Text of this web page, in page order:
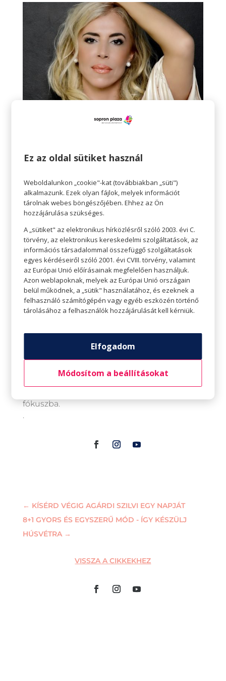
szakpszichológus, egyetemi oktató.
pszichológus és pszichológia tanár, sport-,
egészségfejlesztő és
szexuálszakpszichológus. Az ELTE PPK
Személyiség és Egészségpszichológiai
Tanszék és az ELTE PPK Egészségfejlesztési
és Sporttudományi Intézet oktatója. Kiemelt
kutatási területe: a stressz és megküzdés,
valamint a fizikai aktivitás és a szexuális
elégedettség szerepe a jól-létben, mentális
egészségben.
Kriszta az élettel való elégedettség,
boldogság, a pozitív élmények és érzelmek, a
szexuális egészséget. A pozitív szexualitást
minden életkorban a teljes élet részének
tekinti. Előadásaiban a fiatalok számára
elérhető, megfelelő információátadást, illetve
fókuszba.
.
← KÍSÉRD VÉGIG AGÁRDI SZILVI EGY NAPJÁT
8+1 GYORS ÉS EGYSZERŰ MÓD - ÍGY KÉSZÜLJ
HÚSVÉTRA→
VISSZA A CIKKEKHEZ
Ez az oldal sütiket használ
Weboldalunkon „cookie"-kat (továbbiakban „süti")
alkalmazunk. Ezek olyan fájlok, melyek információt
tárolnak webes böngészőjében. Ehhez az Ön
hozzájárulása szükséges.
A „sütiket" az elektronikus hírközlésről szóló 2003. évi C.
törvény, az elektronikus kereskedelmi szolgáltatások, az
információs társadalommal összefüggő szolgáltatások
egyes kérdéseiről szóló 2001. évi CVIII. törvény, valamint
az Európai Unió előírásainak megfelelően használjuk.
Azon weblapoknak, melyek az Európai Unió országain
belül működnek, a „sütik" használatához, és ezeknek a
felhasználó számítógépén vagy egyéb eszközén történő
tárolásához a felhasználók hozzájárulását kell kérniük.
Elfogadom
Módosítom a beállításokat